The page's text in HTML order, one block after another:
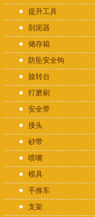
提升工具
刮泥器
储存箱
防坠安全钩
旋转台
打磨刷
安全带
接头
砂带
喷嘴
模具
手推车
支架